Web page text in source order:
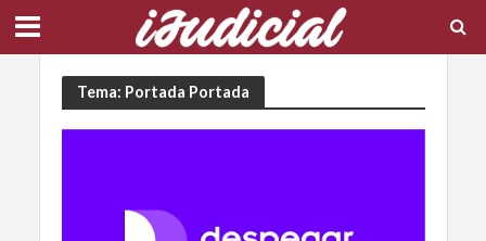
Tema: Portada Portada